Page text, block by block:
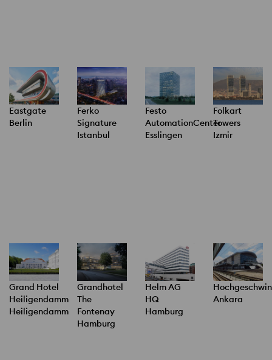
Eastgate
Berlin
Ferko
Signature
Istanbul
Festo
AutomationCenter
Esslingen
Folkart
Towers
Izmir
Grand Hotel
Heiligendamm
Heiligendamm
Grandhotel
The
Fontenay
Hamburg
Helm AG
HQ
Hamburg
Ankara